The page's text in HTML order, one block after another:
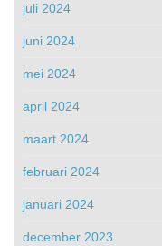
juli 2024
juni 2024
mei 2024
april 2024
maart 2024
februari 2024
januari 2024
december 2023